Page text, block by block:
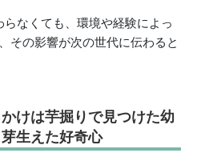
なくても、環境や経験によっ
その影響が次の世代に伝わると
けは芋掘りで見つけた幼
芽生えた好奇心